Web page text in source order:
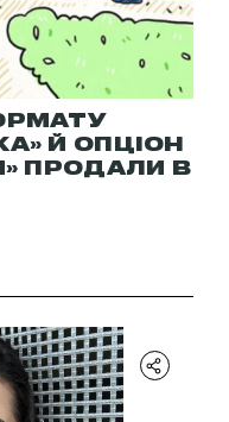
Й ОПЦІОН
ПРОДАЛИ В